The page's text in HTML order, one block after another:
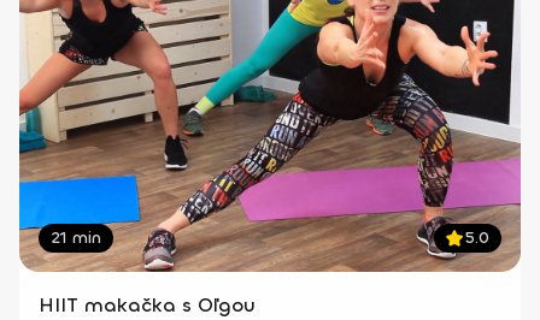
21 min 5.0
HIIT makačka s Oľgou